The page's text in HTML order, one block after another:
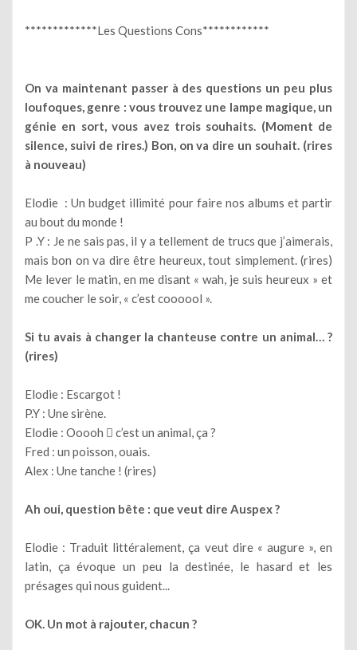
*************Les Questions Cons************
On va maintenant passer à des questions un peu plus
loufoques, genre : vous trouvez une lampe magique, un
génie en sort, vous avez trois souhaits. (Moment de
silence, suivi de rires.) Bon, on va dire un souhait. (rires
à nouveau)
Elodie : Un budget illimité pour faire nos albums et partir
au bout du monde !
P .Y : Je ne sais pas, il y a tellement de trucs que j’aimerais,
mais bon on va dire être heureux, tout simplement. (rires)
Me lever le matin, en me disant « wah, je suis heureux » et
me coucher le soir, « c’est coooool ».
Si tu avais à changer la chanteuse contre un animal… ?
(rires)
Elodie : Escargot !
P.Y : Une sirène.
Elodie : Ooooh  c’est un animal, ça ?
Fred : un poisson, ouais.
Alex : Une tanche ! (rires)
Ah oui, question bête : que veut dire Auspex ?
Elodie : Traduit littéralement, ça veut dire « augure », en
latin, ça évoque un peu la destinée, le hasard et les
présages qui nous guident...
OK. Un mot à rajouter, chacun ?